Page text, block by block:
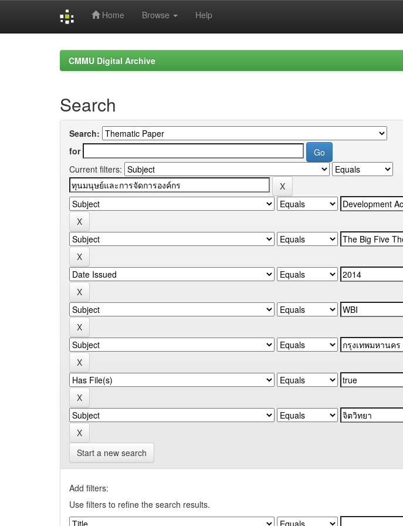
Home Browse Help
CMMU Digital Archive
Search
Search:
for
Current filters:
Start a new search
Add filters:
Use filters to refine the search results.